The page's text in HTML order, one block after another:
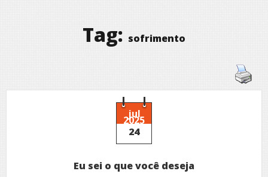
Tag: sofrimento
jul
2025
24
Eu sei o que você deseja